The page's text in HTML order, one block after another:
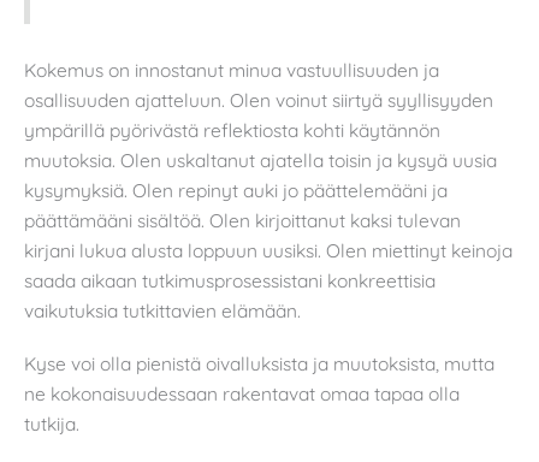
Kokemus on innostanut minua vastuullisuuden ja
osallisuuden ajatteluun. Olen voinut siirtyä syyllisyyden
ympärillä pyörivästä reflektiosta kohti käytännön
muutoksia. Olen uskaltanut ajatella toisin ja kysyä uusia
kysymyksiä. Olen repinyt auki jo päättelemääni ja
päättämääni sisältöä. Olen kirjoittanut kaksi tulevan
kirjani lukua alusta loppuun uusiksi. Olen miettinyt keinoja
saada aikaan tutkimusprosessistani konkreettisia
vaikutuksia tutkittavien elämään.
Kyse voi olla pienistä oivalluksista ja muutoksista, mutta
ne kokonaisuudessaan rakentavat omaa tapaa olla
tutkija.